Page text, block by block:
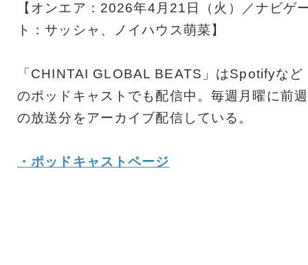
【オンエア：2026年4月21日（火）／ナビゲ
ト：サッシャ、ノイハウス萌菜】
「CHINTAI GLOBAL BEATS」はSpotifyなど
のポッドキャストでも配信中。毎週月曜に前週
の放送分をアーカイブ配信している。
・ポッドキャストページ